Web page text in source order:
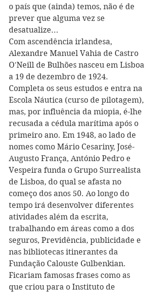
o país que (ainda) temos, não é de
prever que alguma vez se
desatualize...
Com ascendência irlandesa,
Alexandre Manuel Vahia de Castro
O'Neill de Bulhões nasceu em Lisboa
a 19 de dezembro de 1924.
Completa os seus estudos e entra na
Escola Náutica (curso de pilotagem),
mas, por influência da miopia, é-lhe
recusada a cédula marítima após o
primeiro ano. Em 1948, ao lado de
nomes como Mário Cesariny, José-
Augusto França, António Pedro e
Vespeira funda o Grupo Surrealista
de Lisboa, do qual se afasta no
começo dos anos 50. Ao longo do
tempo irá desenvolver diferentes
atividades além da escrita,
trabalhando em áreas como a dos
seguros, Previdência, publicidade e
nas bibliotecas itinerantes da
Fundação Calouste Gulbenkian.
Ficariam famosas frases como as
que criou para o Instituto de